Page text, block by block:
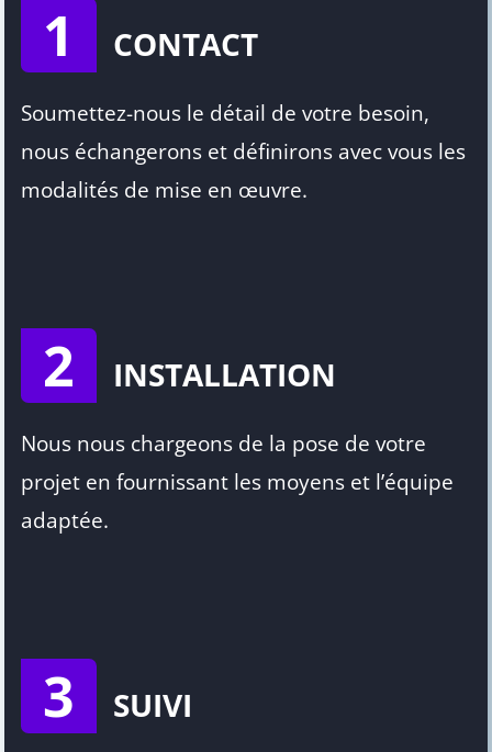
1 CONTACT
Soumettez-nous le détail de votre besoin,
nous échangerons et définirons avec vous les
modalités de mise en œuvre.
2 INSTALLATION
Nous nous chargeons de la pose de votre
projet en fournissant les moyens et l’équipe
adaptée.
3 SUIVI